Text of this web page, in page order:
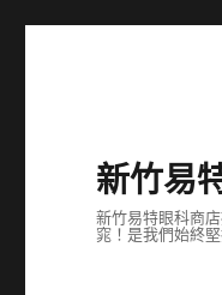
新竹易
新竹易特眼科商
窕！是我們始終